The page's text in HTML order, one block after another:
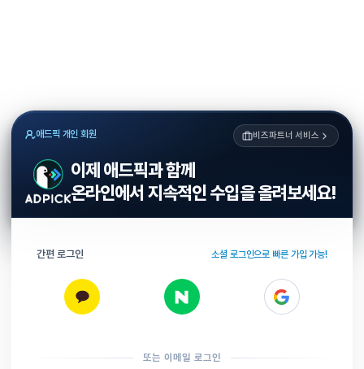
애드픽 개인 회원 비즈파트너 서비스
이제 애드픽과 함께
온라인에서 지속적인 수입을 올려보세요!
간편 로그인 소셜 로그인으로 빠른 가입 가능!
또는 이메일 로그인